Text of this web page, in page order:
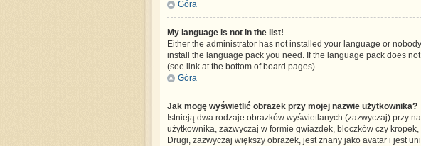
Góra
My language is not in the list!
Either the administrator has not installed your language or
install the language pack you need. If the language pack does
(see link at the bottom of board pages).
Góra
Jak mogę wyświetlić obrazek przy mojej nazwie użytkownika?
Istnieją dwa rodzaje obrazków wyświetlanych (zazwyczaj) przy
użytkownika, zazwyczaj w formie gwiazdek, bloczków czy
Drugi, zazwyczaj większy obrazek, jest znany jako avatar i jest